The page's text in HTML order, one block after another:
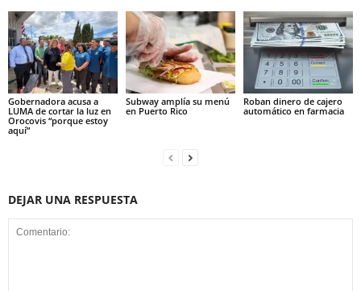
Gobernadora acusa a
LUMA de cortar la luz en
Orocovis “porque estoy
aquí”
Subway amplía su menú
en Puerto Rico
Roban dinero de cajero
automático en farmacia
DEJAR UNA RESPUESTA